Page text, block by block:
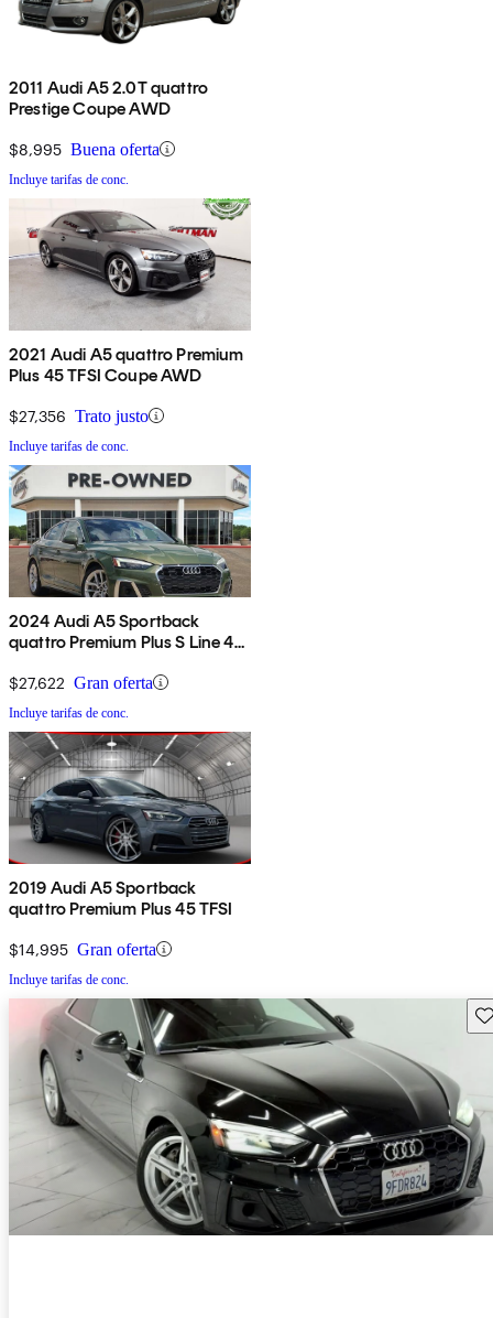
2011 Audi A5 2.0T quattro
Prestige Coupe AWD
$8,995 Buena oferta
Incluye tarifas de conc.
2021 Audi A5 quattro Premium
Plus 45 TFSI Coupe AWD
$27,356 Trato justo
Incluye tarifas de conc.
2024 Audi A5 Sportback
quattro Premium Plus S Line 45
$27,622 Gran oferta
Incluye tarifas de conc.
2019 Audi A5 Sportback
quattro Premium Plus 45 TFSI
$14,995 Gran oferta
Incluye tarifas de conc.